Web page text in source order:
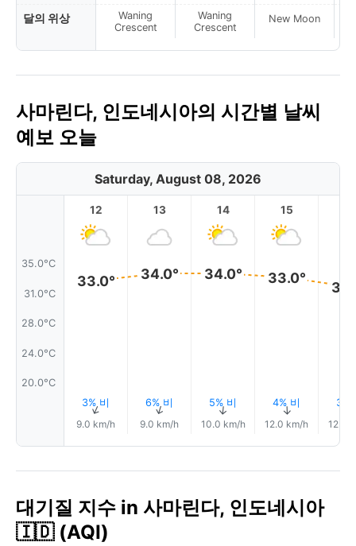
달의 위상
Waning
Crescent
Waning
Crescent
New Moon
사마린다, 인도네시아의 시간별 날씨
예보 오늘
Saturday, August 08, 2026
35.0°C
31.0°C
28.0°C
24.0°C
20.0°C
12
33.0°
3% 비
↑
9.0 km/h
13
34.0°
6% 비
↑
9.0 km/h
14
34.0°
5% 비
↑
10.0 km/h
15
33.0°
4% 비
↑
12.0 km/h
3%
12.0
대기질 지수 in 사마린다, 인도네시아
🇮🇩 (AQI)